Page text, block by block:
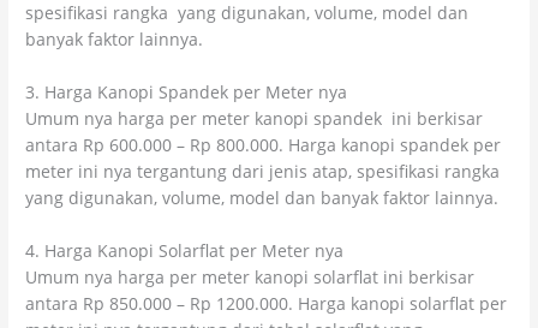
spesifikasi rangka yang digunakan, volume, model dan
banyak faktor lainnya.
3. Harga Kanopi Spandek per Meter nya
Umum nya harga per meter kanopi spandek ini berkisar
antara Rp 600.000 – Rp 800.000. Harga kanopi spandek per
meter ini nya tergantung dari jenis atap, spesifikasi rangka
yang digunakan, volume, model dan banyak faktor lainnya.
4. Harga Kanopi Solarflat per Meter nya
Umum nya harga per meter kanopi solarflat ini berkisar
antara Rp 850.000 – Rp 1200.000. Harga kanopi solarflat per